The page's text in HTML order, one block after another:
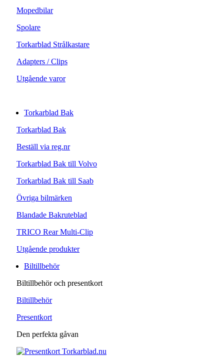
Mopedbilar
Spolare
Torkarblad Strålkastare
Adapters / Clips
Utgående varor
Torkarblad Bak
Torkarblad Bak
Beställ via reg.nr
Torkarblad Bak till Volvo
Torkarblad Bak till Saab
Övriga bilmärken
Blandade Bakruteblad
TRICO Rear Multi-Clip
Utgående produkter
Biltillbehör
Biltillbehör och presentkort
Biltillbehör
Presentkort
Den perfekta gåvan